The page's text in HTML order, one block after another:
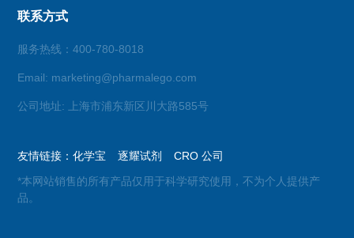
联系方式
服务热线：400-780-8018
Email: marketing@pharmalego.com
公司地址: 上海市浦东新区川大路585号
友情链接：化学宝 逐耀试剂
CRO 公司
*本网站销售的所有产品仅用于科学研究使用，不为个人提供产
品。